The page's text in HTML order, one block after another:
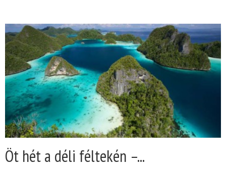
Öt hét a déli féltekén –...